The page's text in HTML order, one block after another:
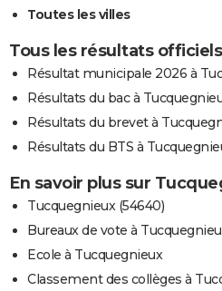
Toutes les villes
Tous les résultats
Résultat municipale 2026 à
Résultats du bac à
Résultats du brevet à
Résultats du BTS à
En savoir plus sur
Tucquegnieux (54640)
Bureaux de vote à
Ecole à Tucquegnieux
Classement des collèges à